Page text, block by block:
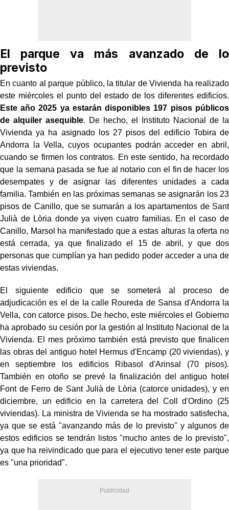
El parque va más avanzado de lo
previsto
En cuanto al parque público, la titular de Vivienda ha realizado
este miércoles el punto del estado de los diferentes edificios.
Este año 2025 ya estarán disponibles 197 pisos públicos
de alquiler asequible. De hecho, el Instituto Nacional de la
Vivienda ya ha asignado los 27 pisos del edificio Tobira de
Andorra la Vella, cuyos ocupantes podrán acceder en abril,
cuando se firmen los contratos. En este sentido, ha recordado
que la semana pasada se fue al notario con el fin de hacer los
desempates y de asignar las diferentes unidades a cada
familia. También en las próximas semanas se asignarán los 23
pisos de Canillo, que se sumarán a los apartamentos de Sant
Julià de Lòria donde ya viven cuatro familias. En el caso de
Canillo, Marsol ha manifestado que a estas alturas la oferta no
está cerrada, ya que finalizado el 15 de abril, y que dos
personas que cumplían ya han pedido poder acceder a una de
estas viviendas.
El siguiente edificio que se someterá al proceso de
adjudicación es el de la calle Roureda de Sansa d'Andorra la
Vella, con catorce pisos. De hecho, este miércoles el Gobierno
ha aprobado su cesión por la gestión al Instituto Nacional de la
Vivienda. El mes próximo también está previsto que finalicen
las obras del antiguo hotel Hermus d'Encamp (20 viviendas), y
en septiembre los edificios Ribasol d'Arinsal (70 pisos).
También en otoño se prevé la finalización del antiguo hotel
Font de Ferro de Sant Julià de Lòria (catorce unidades), y en
diciembre, un edificio en la carretera del Coll d'Ordino (25
viviendas). La ministra de Vivienda se ha mostrado satisfecha,
ya que se está "avanzando más de lo previsto" y algunos de
estos edificios se tendrán listos "mucho antes de lo previsto",
ya que ha reivindicado que para el ejecutivo tener este parque
es "una prioridad".